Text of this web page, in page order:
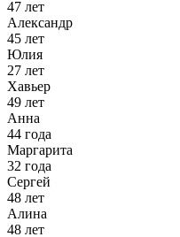
47 лет
Александр
45 лет
Юлия
27 лет
Хавьер
49 лет
Анна
44 года
Маргарита
32 года
Сергей
48 лет
Алина
48 лет